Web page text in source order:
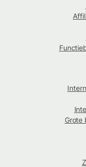
Grote